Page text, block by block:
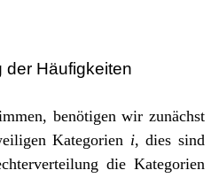
der Häufigkeiten
benötigen wir zunächst
Kategorien i, dies sind
die Kategorien